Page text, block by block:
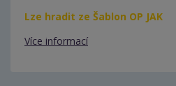
Lze hradit ze Šablon OP JAK
Více informací